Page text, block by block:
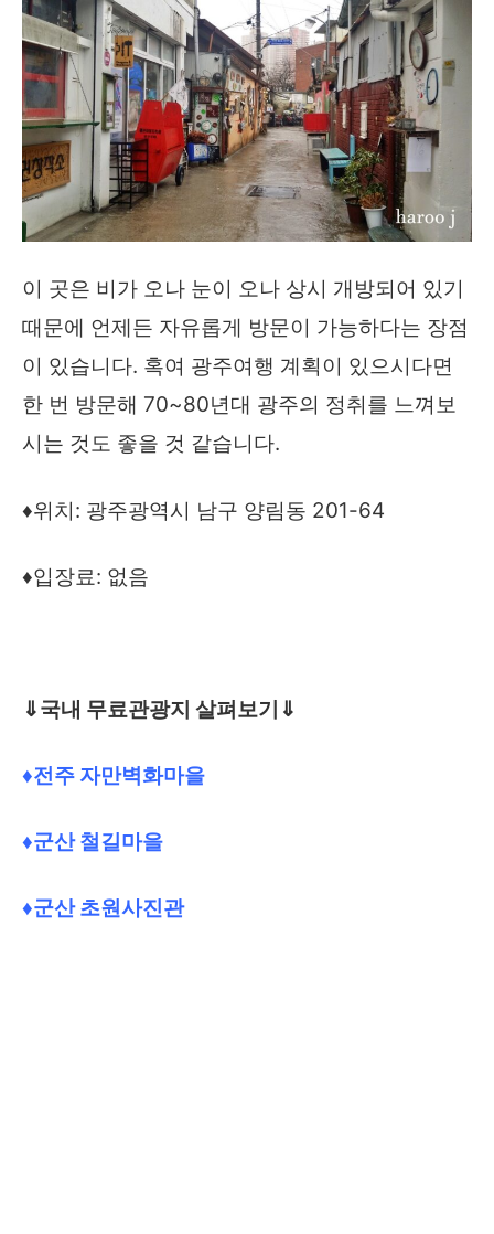
이 곳은 비가 오나 눈이 오나 상시 개방되어 있기
때문에 언제든 자유롭게 방문이 가능하다는 장점
이 있습니다. 혹여 광주여행 계획이 있으시다면
한 번 방문해 70~80년대 광주의 정취를 느껴보
시는 것도 좋을 것 같습니다.
♦위치: 광주광역시 남구 양림동 201-64
♦입장료: 없음
⇓국내 무료관광지 살펴보기⇓
♦전주 자만벽화마을
♦군산 철길마을
♦군산 초원사진관